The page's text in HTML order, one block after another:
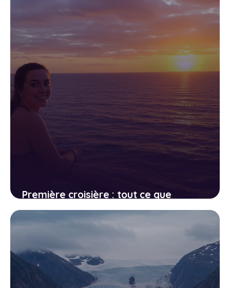
Première croisière : tout ce que
j’aurais aimé savoir avant
d’embarquer